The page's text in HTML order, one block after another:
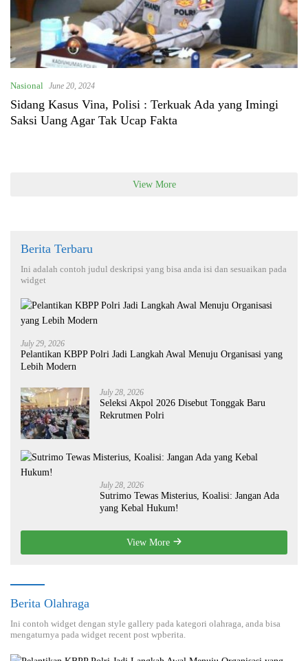
Nasional June 20, 2024
Sidang Kasus Vina, Polisi : Terkuak Ada yang Imingi
Saksi Uang Agar Tak Ucap Fakta
View More
Berita Terbaru
Ini adalah contoh judul deskripsi yang bisa anda isi dan sesuaikan pada
widget
July 29, 2026
Pelantikan KBPP Polri Jadi Langkah Awal Menuju Organisasi yang
Lebih Modern
July 28, 2026
Seleksi Akpol 2026 Disebut Tonggak Baru
Rekrutmen Polri
July 28, 2026
Sutrimo Tewas Misterius, Koalisi: Jangan Ada
yang Kebal Hukum!
View More
Berita Olahraga
Ini contoh widget dengan style gallery pada kategori olahraga, anda bisa
mengaturnya pada widget recent post wpberita.